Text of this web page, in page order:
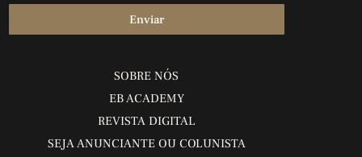
Enviar
SOBRE NÓS
EB ACADEMY
REVISTA DIGITAL
SEJA ANUNCIANTE OU COLUNISTA